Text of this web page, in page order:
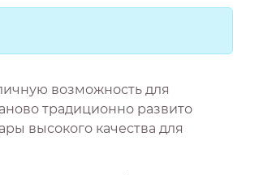
возможность для
традиционно развито
высокого качества для